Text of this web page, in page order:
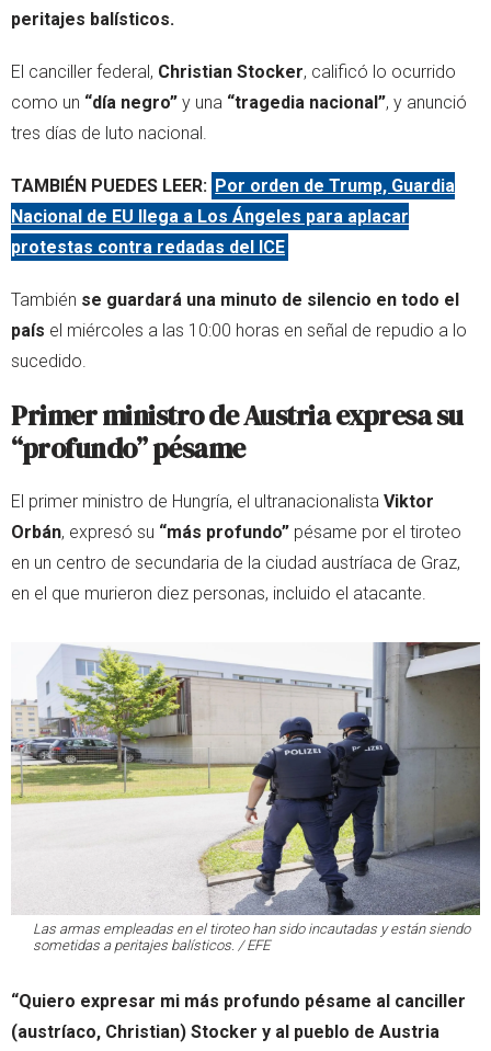
peritajes balísticos.
El canciller federal, Christian Stocker, calificó lo ocurrido
como un “día negro” y una “tragedia nacional”, y anunció
tres días de luto nacional.
TAMBIÉN PUEDES LEER: Por orden de Trump, Guardia
Nacional de EU llega a Los Ángeles para aplacar
protestas contra redadas del ICE
También se guardará una minuto de silencio en todo el
país el miércoles a las 10:00 horas en señal de repudio a lo
sucedido.
Primer ministro de Austria expresa su
“profundo” pésame
El primer ministro de Hungría, el ultranacionalista Viktor
Orbán, expresó su “más profundo” pésame por el tiroteo
en un centro de secundaria de la ciudad austríaca de Graz,
en el que murieron diez personas, incluido el atacante.
Las armas empleadas en el tiroteo han sido incautadas y están siendo
sometidas a peritajes balísticos. / EFE
“Quiero expresar mi más profundo pésame al canciller
(austríaco, Christian) Stocker y al pueblo de Austria